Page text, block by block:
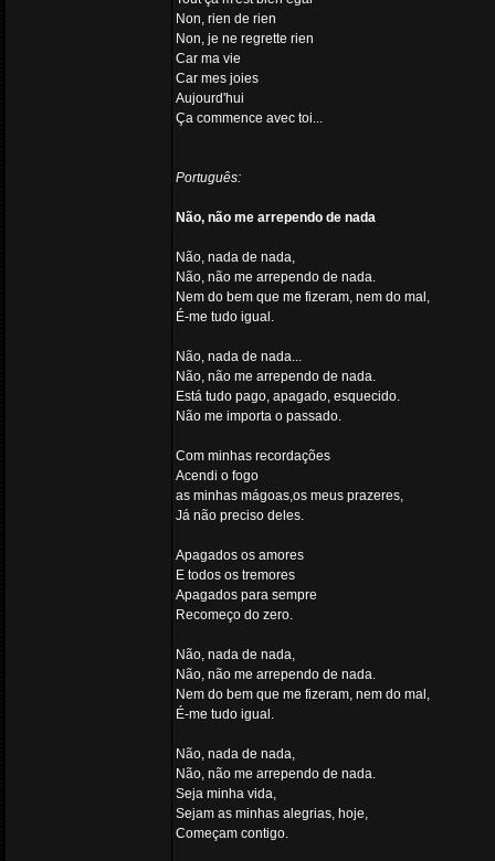
Non, rien de rien
Non, je ne regrette rien
Car ma vie
Car mes joies
Aujourd'hui
Ça commence avec toi...
Português:
Não, não me arrependo de nada
Não, nada de nada,
Não, não me arrependo de nada.
Nem do bem que me fizeram, nem do mal,
É-me tudo igual.
Não, nada de nada...
Não, não me arrependo de nada.
Está tudo pago, apagado, esquecido.
Não me importa o passado.
Com minhas recordações
Acendi o fogo
as minhas mágoas,os meus prazeres,
Já não preciso deles.
Apagados os amores
E todos os tremores
Apagados para sempre
Recomeço do zero.
Não, nada de nada,
Não, não me arrependo de nada.
Nem do bem que me fizeram, nem do mal,
É-me tudo igual.
Não, nada de nada,
Não, não me arrependo de nada.
Seja minha vida,
Sejam as minhas alegrias, hoje,
Começam contigo.